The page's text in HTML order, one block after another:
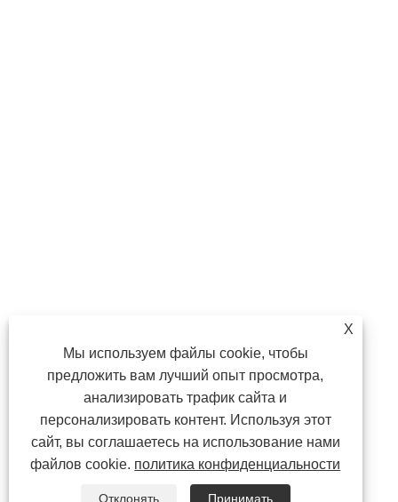
X
Мы используем файлы cookie, чтобы
предложить вам лучший опыт просмотра,
анализировать трафик сайта и
персонализировать контент. Используя этот
сайт, вы соглашаетесь на использование нами
файлов cookie. политика конфиденциальности
Отклонять Принимать